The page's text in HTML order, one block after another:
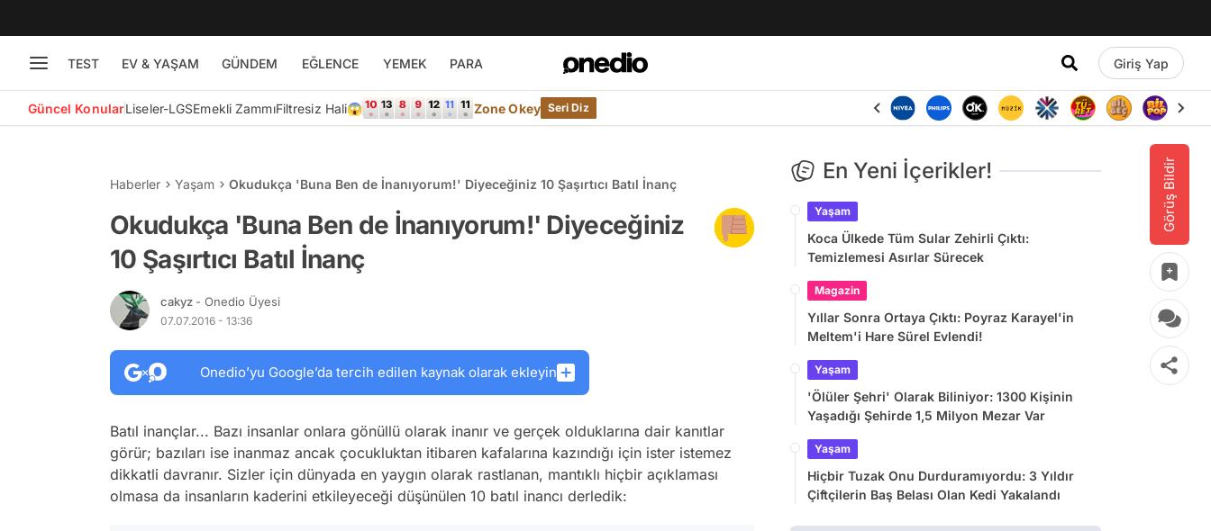
TEST EV & YAŞAM GÜNDEM EĞLENCE YEMEK PARA Giriş Yap
Güncel KonularLiseler-LGSEmekli ZammıFiltresiz Hali😱 Zone Okey Seri Diz
Görüş Bildir
Haberler Yaşam Okudukça 'Buna Ben de İnanıyorum!' Diyeceğiniz 10 Şaşırtıcı Batıl İnanç
Okudukça 'Buna Ben de İnanıyorum!' Diyeceğiniz
10 Şaşırtıcı Batıl İnanç
cakyz - Onedio Üyesi
07.07.2016 - 13:36
Onedio’yu Google’da tercih edilen kaynak olarak ekleyin
Batıl inançlar... Bazı insanlar onlara gönüllü olarak inanır ve gerçek olduklarına dair kanıtlar
görür; bazıları ise inanmaz ancak çocukluktan itibaren kafalarına kazındığı için ister istemez
dikkatli davranır. Sizler için dünyada en yaygın olarak rastlanan, mantıklı hiçbir açıklaması
olmasa da insanların kaderini etkileyeceği düşünülen 10 batıl inancı derledik:
En Yeni İçerikler!
Yaşam
Koca Ülkede Tüm Sular Zehirli Çıktı:
Temizlemesi Asırlar Sürecek
Magazin
Yıllar Sonra Ortaya Çıktı: Poyraz Karayel'in
Meltem'i Hare Sürel Evlendi!
Yaşam
'Ölüler Şehri' Olarak Biliniyor: 1300 Kişinin
Yaşadığı Şehirde 1,5 Milyon Mezar Var
Yaşam
Hiçbir Tuzak Onu Durduramıyordu: 3 Yıldır
Çiftçilerin Baş Belası Olan Kedi Yakalandı